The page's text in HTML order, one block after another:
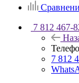
7 812 467-
7 812